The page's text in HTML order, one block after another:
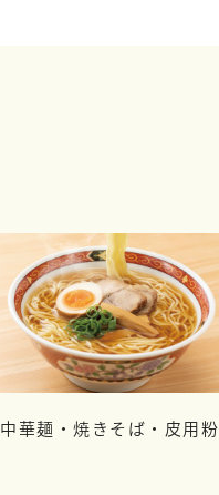
中華麺・焼きそば・皮用粉